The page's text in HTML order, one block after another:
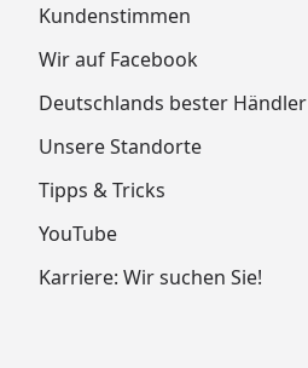
Kundenstimmen
Wir auf Facebook
Deutschlands bester Händler
Unsere Standorte
Tipps & Tricks
YouTube
Karriere: Wir suchen Sie!